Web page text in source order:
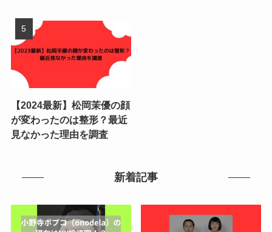
【2024最新】松岡茉優の顔
が変わったのは整形？最近
見なかった理由を調査
新着記事